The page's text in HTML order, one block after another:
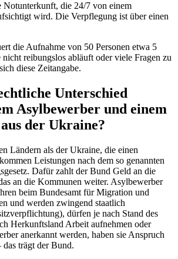
Notunterkunft, die 24/7 von einem
wird. Die Verpflegung ist über einen
die Aufnahme von 50 Personen etwa 5
nicht reibungslos abläuft oder viele Fragen zu
diese Zeitangabe.
Unterschied
Asylbewerber und einem
der Ukraine?
Ländern als der Ukraine, die einen
Leistungen nach dem so genannten
Dafür zahlt der Bund Geld an die
an die Kommunen weiter. Asylbewerber
beim Bundesamt für Migration und
und werden zwingend staatlich
dürfen je nach Stand des
Herkunftsland Arbeit aufnehmen oder
anerkannt werden, haben sie Anspruch
trägt der Bund.